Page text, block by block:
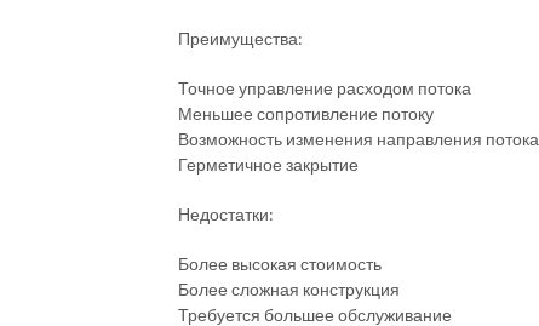
Преимущества:
Точное управление расходом потока
Меньшее сопротивление потоку
Возможность изменения направления потока
Герметичное закрытие
Недостатки:
Более высокая стоимость
Более сложная конструкция
Требуется большее обслуживание